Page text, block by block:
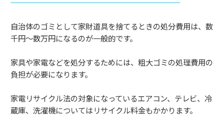
自治体のゴミとして家財道具を捨てるときの処分費用は、数
千円～数万円になるのが一般的です。
家具や家電などを処分するためには、粗大ゴミの処理費用の
負担が必要になります。
家電リサイクル法の対象になっているエアコン、テレビ、冷
蔵庫、洗濯機についてはリサイクル料金もかかります。